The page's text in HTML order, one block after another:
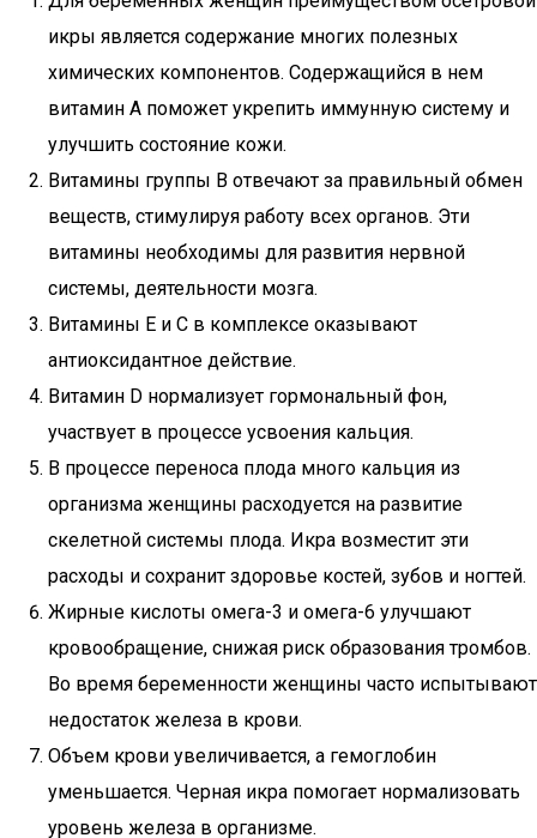
икры является содержание многих полезных
химических компонентов. Содержащийся в нем
витамин А поможет укрепить иммунную систему и
улучшить состояние кожи.
Витамины группы В отвечают за правильный обмен
веществ, стимулируя работу всех органов. Эти
витамины необходимы для развития нервной
системы, деятельности мозга.
Витамины Е и С в комплексе оказывают
антиоксидантное действие.
Витамин D нормализует гормональный фон,
участвует в процессе усвоения кальция.
В процессе переноса плода много кальция из
организма женщины расходуется на развитие
скелетной системы плода. Икра возместит эти
расходы и сохранит здоровье костей, зубов и ногтей.
Жирные кислоты омега-3 и омега-6 улучшают
кровообращение, снижая риск образования тромбов.
Во время беременности женщины часто испытывают
недостаток железа в крови.
Объем крови увеличивается, а гемоглобин
уменьшается. Черная икра помогает нормализовать
уровень железа в организме.